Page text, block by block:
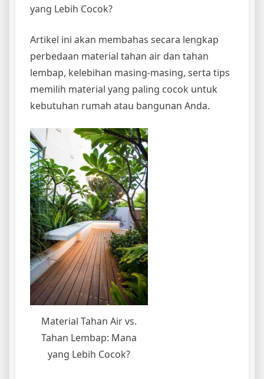
yang Lebih Cocok?
Artikel ini akan membahas secara lengkap
perbedaan material tahan air dan tahan
lembap, kelebihan masing-masing, serta tips
memilih material yang paling cocok untuk
kebutuhan rumah atau bangunan Anda.
Material Tahan Air vs.
Tahan Lembap: Mana
yang Lebih Cocok?